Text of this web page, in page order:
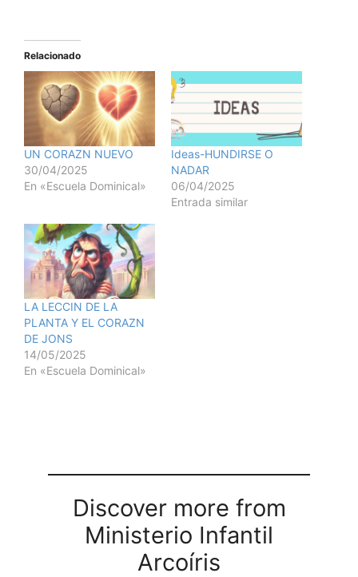
Relacionado
UN CORAZN NUEVO
30/04/2025
En «Escuela Dominical»
Ideas-HUNDIRSE O
NADAR
06/04/2025
Entrada similar
LA LECCIN DE LA
PLANTA Y EL CORAZN
DE JONS
14/05/2025
En «Escuela Dominical»
Discover more from
Ministerio Infantil
Arcoíris